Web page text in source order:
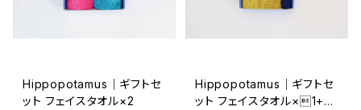
Hippopotamus｜ギフトセ
ット フェイスタオル×2
Hippopotamus｜ギフトセ
ット フェイスタオル×1+チ